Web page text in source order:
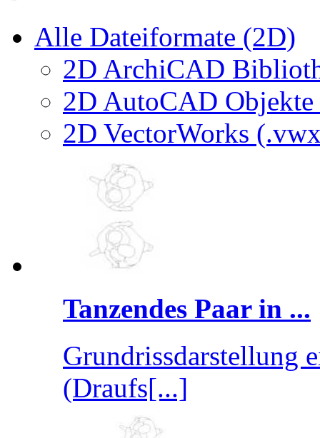
Alle Dateiformate (2D)
2D ArchiCAD
2D AutoCAD
2D VectorWorks
Tanzendes Paar in ...
Grundrissdarstellung
(Draufs[...]